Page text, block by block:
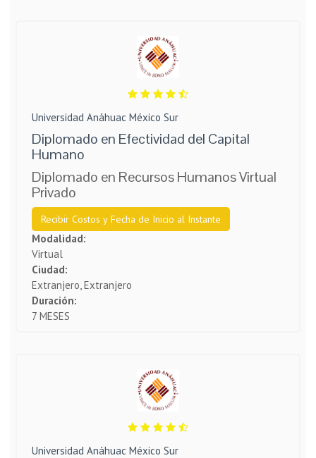
Universidad Anáhuac México Sur
Diplomado en Efectividad del Capital
Humano
Diplomado en Recursos Humanos Virtual
Privado
Recibir Costos y Fecha de Inicio al Instante
Modalidad:
Virtual
Ciudad:
Extranjero, Extranjero
Duración:
7 MESES
Universidad Anáhuac México Sur